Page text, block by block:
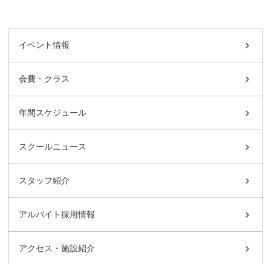
イベント情報
会費・クラス
年間スケジュール
スクールニュース
スタッフ紹介
アルバイト採用情報
アクセス・施設紹介